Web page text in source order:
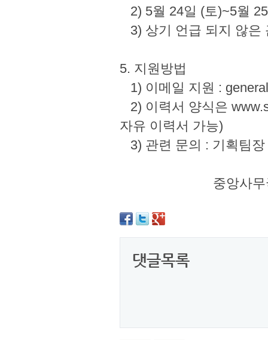
2) 5월 24일 (토)~5
3) 상기 언급 되지
5. 지원방법
1) 이메일 지원 :
2) 이력서 양식은
자유 이력서 가
3) 관련 문의 : 기획팀
중앙사무국장 송은
댓글목록